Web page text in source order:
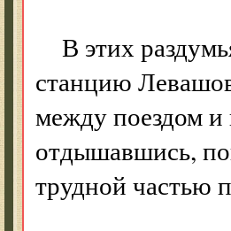
В этих
станцию
между поездом и
отдышавшись,
трудной частью